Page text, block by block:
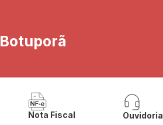
Nota Fiscal Ouvidoria